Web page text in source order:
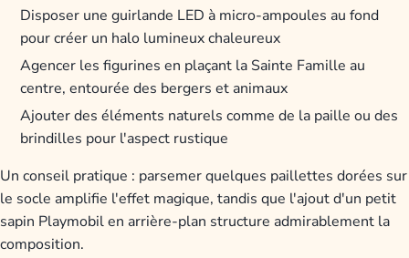
Disposer une guirlande LED à micro-ampoules au fond
pour créer un halo lumineux chaleureux
Agencer les figurines en plaçant la Sainte Famille au
centre, entourée des bergers et animaux
Ajouter des éléments naturels comme de la paille ou des
brindilles pour l'aspect rustique
Un conseil pratique : parsemer quelques paillettes dorées sur
le socle amplifie l'effet magique, tandis que l'ajout d'un petit
sapin Playmobil en arrière-plan structure admirablement la
composition.